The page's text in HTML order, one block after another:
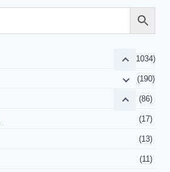
(1034)
(190)
(86)
(17)
(13)
(11)